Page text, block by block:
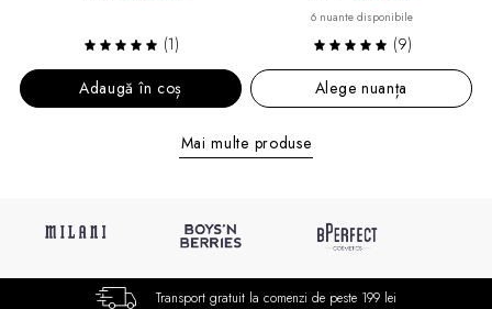
(1)
Adaugă în coș
6 nuante disponibile
(9)
Alege nuanța
Mai multe produse
Transport gratuit la comenzi de peste 199 lei